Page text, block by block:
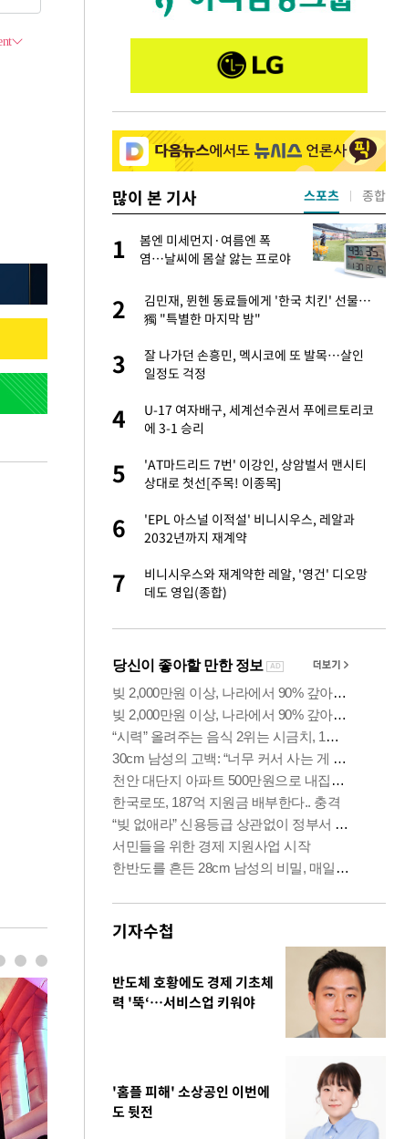
많이 본 기사
했다"…탈북민 김
회상
근황 "가볼 만하
접 해봤습니
도내는 K-제약
1
봄엔 미세먼지·여름엔 폭
염…날씨에 몸살 앓는 프로야
2
김민재, 뮌헨 동료들에게 '한국 치킨' 선물…
獨 "특별한 마지막 밤"
3
잘 나가던 손흥민, 멕시코에 또 발목…살인
일정도 걱정
4
U-17 여자배구, 세계선수권서 푸에르토리코
에 3-1 승리
5
'AT마드리드 7번' 이강인, 상암벌서 맨시티
상대로 첫선[주목! 이종목]
6
'EPL 아스널 이적설' 비니시우스, 레알과
2032년까지 재계약
7
비니시우스와 재계약한 레알, '영건' 디오망
데도 영입(종합)
스포츠 종합
기자수첩
반도체 호황에도 경제 기초체
력 '뚝‘…서비스업 키워야
'홈플 피해' 소상공인 이번에
도 뒷전